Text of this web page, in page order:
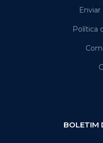
Política
BOLETIM